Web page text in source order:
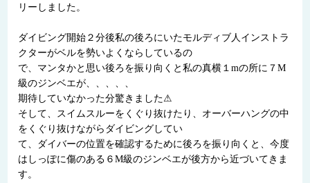
リーしました。
ダイビング開始２分後私の後ろにいたモルディブ人インストラ
クターがベルを勢いよくならしているの
で、マンタかと思い後ろを振り向くと私の真横１mの所に７M
級のジンベエが、、、、、
期待していなかった分驚きました⚠
そして、スイムスルーをくぐり抜けたり、オーバーハングの中
をくぐり抜けながらダイビングしてい
て、ダイバーの位置を確認するために後ろを振り向くと、今度
はしっぽに傷のある６M級のジンベエが後方から近づいてきま
す。